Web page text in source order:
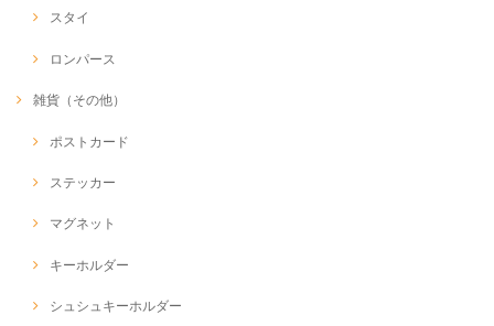
スタイ
ロンパース
雑貨（その他）
ポストカード
ステッカー
マグネット
キーホルダー
シュシュキーホルダー